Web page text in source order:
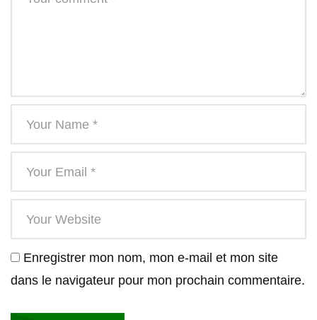
Enregistrer mon nom, mon e-mail et mon site
dans le navigateur pour mon prochain commentaire.